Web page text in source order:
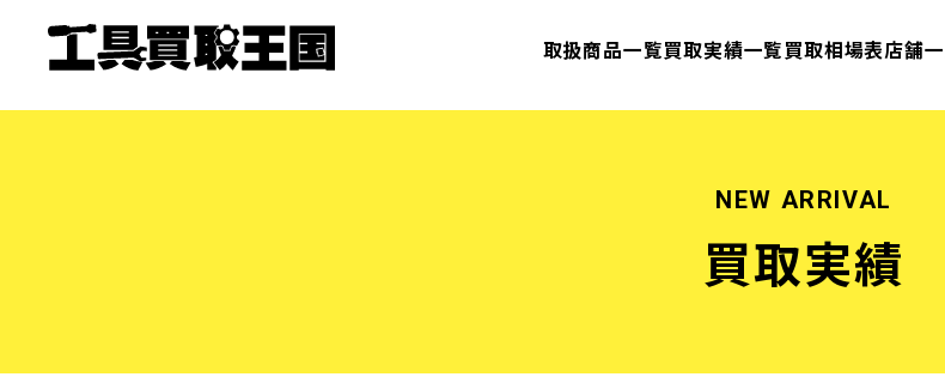
取扱商品一覧買取実績一覧買取相場表店舗
NEW ARRIVAL
買取実績